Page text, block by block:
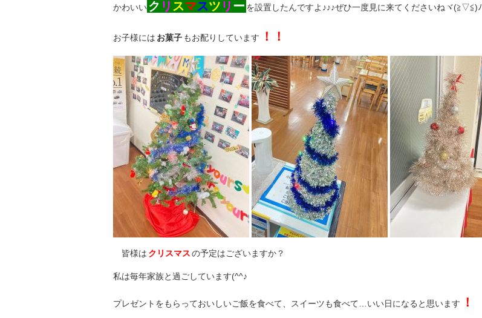
かわいいク リ スマスツ リ ー を設置したんですよ♪♪♪ぜひ一度見に来てくださいねヾ(≧▽≦)ﾉ
お子様には お菓子 もお配りしています ！！
皆様は クリスマスの予定はございますか？
私は毎年家族と過ごしています(^^♪
プレゼントをもらっておいしいご飯を食べて、スイーツも食べて…いい日になると思います ！